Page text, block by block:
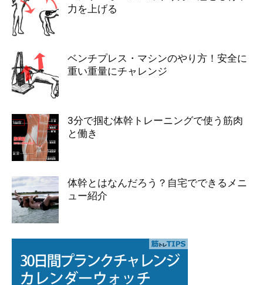
力を上げる
ベンチプレス・マシンのやり方！安全に
重い重量にチャレンジ
3分で掴む体幹トレーニングで使う筋肉
と働き
体幹とはなんだろう？自宅でできるメニ
ュー紹介